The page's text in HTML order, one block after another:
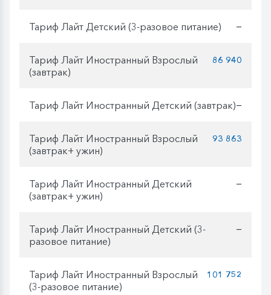
Тариф Лайт Детский (3-разовое питание) —
Тариф Лайт Иностранный Взрослый
(завтрак)
86 940
Тариф Лайт Иностранный Детский (завтрак)—
Тариф Лайт Иностранный Взрослый
(завтрак+ ужин)
93 863
Тариф Лайт Иностранный Детский
(завтрак+ ужин)
—
Тариф Лайт Иностранный Детский (3-
разовое питание)
—
Тариф Лайт Иностранный Взрослый
(3-разовое питание)
101 752